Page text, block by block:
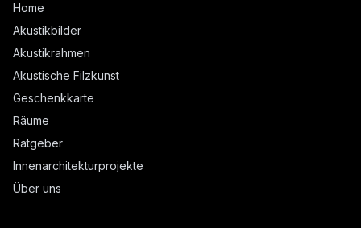
Home
Akustikbilder
Akustikrahmen
Akustische Filzkunst
Geschenkkarte
Räume
Ratgeber
Innenarchitekturprojekte
Über uns